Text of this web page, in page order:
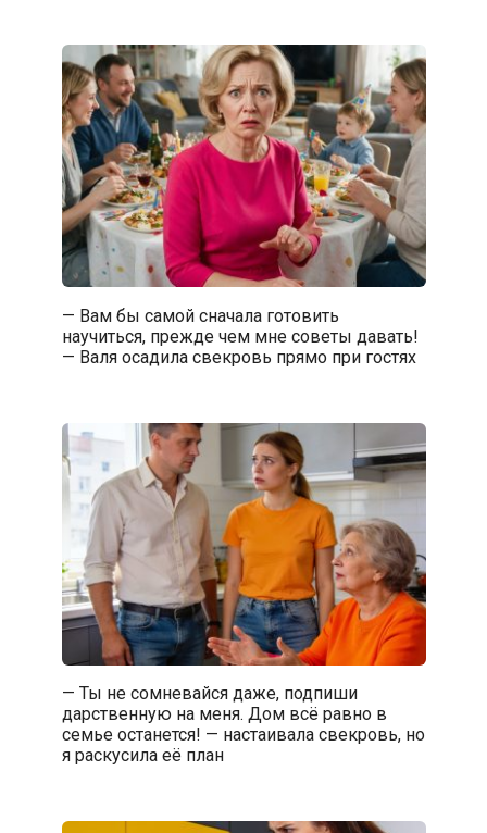
— Вам бы самой сначала готовить
научиться, прежде чем мне советы давать!
— Валя осадила свекровь прямо при гостях
— Ты не сомневайся даже, подпиши
дарственную на меня. Дом всё равно в
семье останется! — настаивала свекровь, но
я раскусила её план